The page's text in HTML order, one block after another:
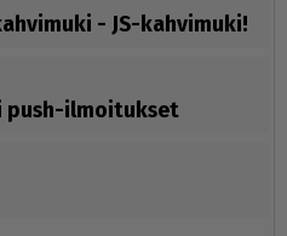
- JS-kahvimuki!
push-ilmoitukset